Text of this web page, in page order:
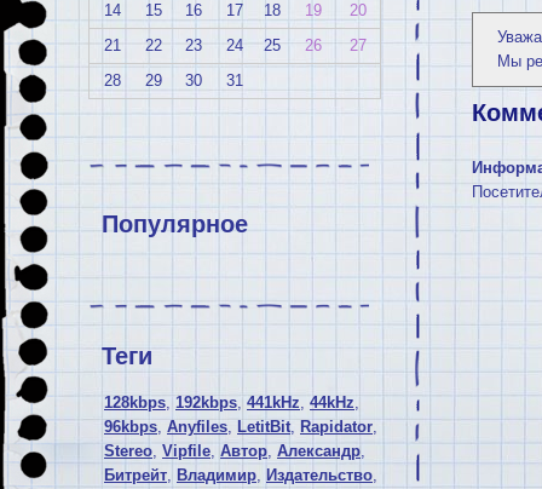
14
15 16 17 18 19
20
21
22 23 24 25 26
27
28
29 30 31
Популярное
Теги
128kbps, 192kbps, 441kHz, 44kHz,
96kbps, Anyfiles, LetitBit, Rapidator,
Stereo, Vipfile, Автор, Александр,
Битрейт, Владимир, Издательство,
Мы